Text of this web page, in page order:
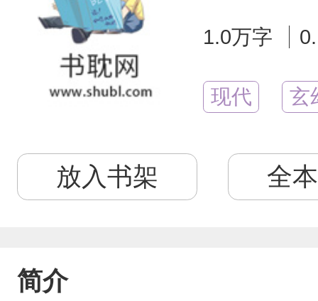
1.0万字
现代 玄
放入书架 全
简介